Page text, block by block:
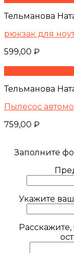
Тельманова
рюкзак для
599,00 ₽
Тельманова
Пылесос
759,00 ₽
Заполните
Укажите